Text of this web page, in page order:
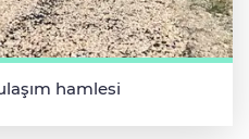
hamlesi